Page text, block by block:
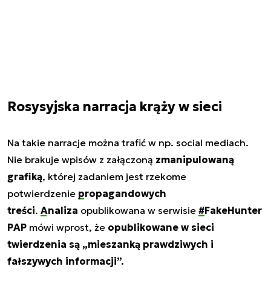
Rosysyjska narracja krąży w sieci
Na takie narracje można trafić w np. social mediach.
Nie brakuje wpisów z załączoną zmanipulowaną
grafiką, której zadaniem jest rzekome
potwierdzenie propagandowych
treści. Analiza opublikowana w serwisie #FakeHunter
PAP mówi wprost, że opublikowane w sieci
twierdzenia są „mieszanką prawdziwych i
fałszywych informacji”.